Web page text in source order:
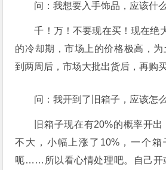
问：我想要入手饰品，应该什
千！万！不要现在买！现在绝
的冷却期，市场上的价格极高，
到两周后，市场大批出货后，再购
问：我开到了旧箱子，应该怎
旧箱子现在有20%的概率开
不大，小幅上涨了10%，一个
呃……所以看心情处理吧。自己开